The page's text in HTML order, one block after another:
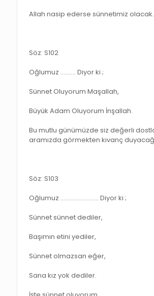
Allah nasip ederse sünnetimiz olacak.
Söz: S102
Oğlumuz ………. Diyor ki ;
Sünnet Oluyorum Maşallah,
Büyük Adam Oluyorum İnşallah.
Bu mutlu günümüzde siz değerli
aramızda görmekten kıvanç
Söz: S103
Oğlumuz ……………………. Diyor ki ;
Sünnet sünnet dediler,
Başımın etini yediler,
Sünnet olmazsan eğer,
Sana kız yok dediler.